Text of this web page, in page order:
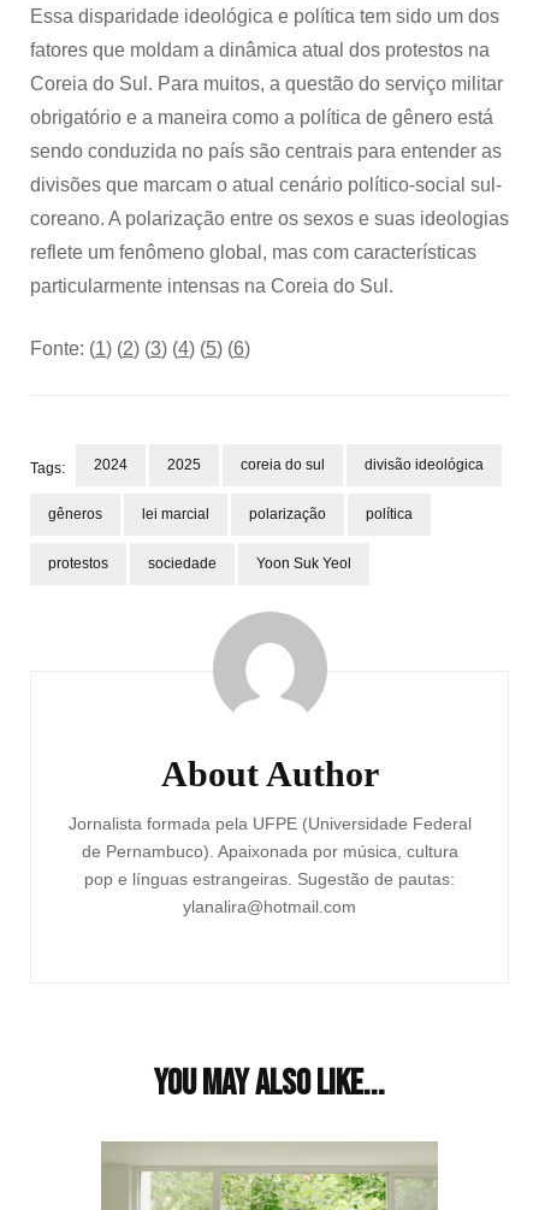
Essa disparidade ideológica e política tem sido um dos
fatores que moldam a dinâmica atual dos protestos na
Coreia do Sul. Para muitos, a questão do serviço militar
obrigatório e a maneira como a política de gênero está
sendo conduzida no país são centrais para entender as
divisões que marcam o atual cenário político-social sul-
coreano. A polarização entre os sexos e suas ideologias
reflete um fenômeno global, mas com características
particularmente intensas na Coreia do Sul.
Fonte: (1) (2) (3) (4) (5) (6)
Tags: 2024 2025 coreia do sul divisão ideológica
gêneros lei marcial polarização política
protestos sociedade Yoon Suk Yeol
About Author
Jornalista formada pela UFPE (Universidade Federal
de Pernambuco). Apaixonada por música, cultura
pop e línguas estrangeiras. Sugestão de pautas:
ylanalira@hotmail.com
You may also like...